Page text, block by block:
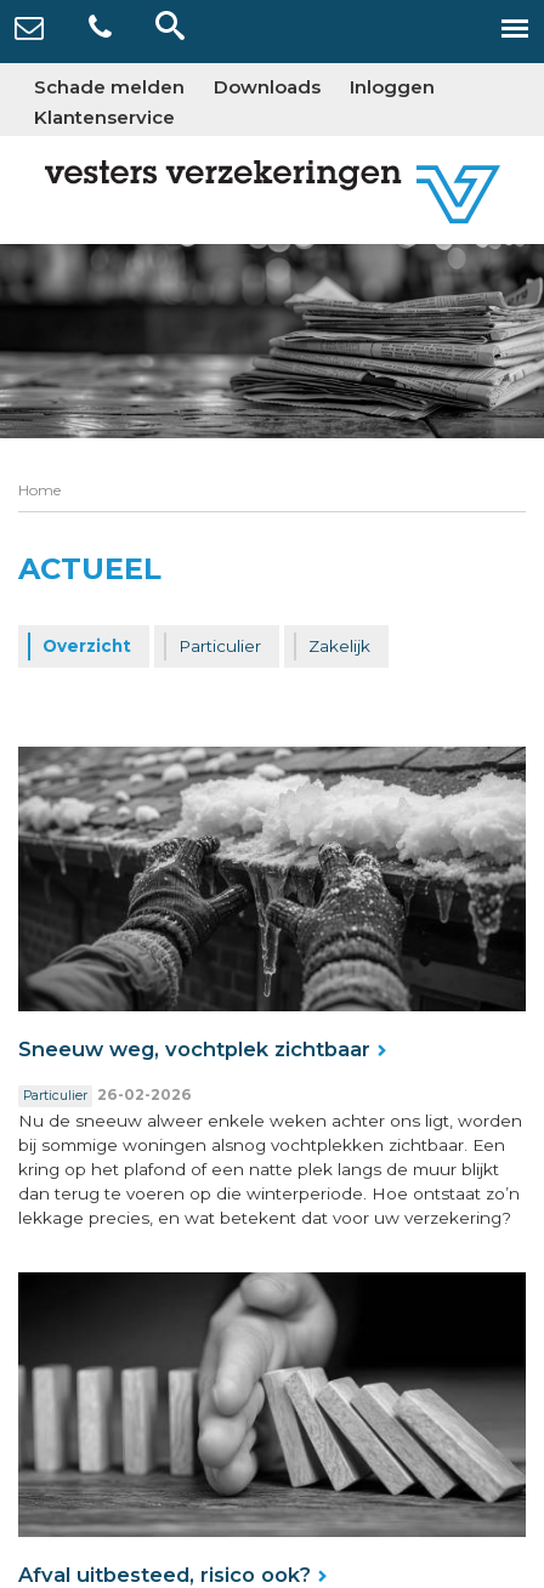
Schade melden Downloads
Inloggen
Klantenservice
Home
ACTUEEL
Overzicht Particulier Zakelijk
Sneeuw weg, vochtplek zichtbaar
Particulier 26-02-2026
Nu de sneeuw alweer enkele weken achter ons ligt, worden
bij sommige woningen alsnog vochtplekken zichtbaar. Een
kring op het plafond of een natte plek langs de muur blijkt
dan terug te voeren op die winterperiode. Hoe ontstaat zo’n
lekkage precies, en wat betekent dat voor uw verzekering?
Afval uitbesteed, risico ook?